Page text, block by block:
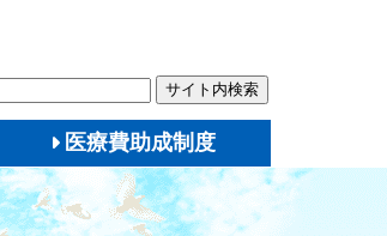
医療費助成制度